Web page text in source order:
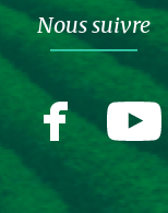
Nous suivre